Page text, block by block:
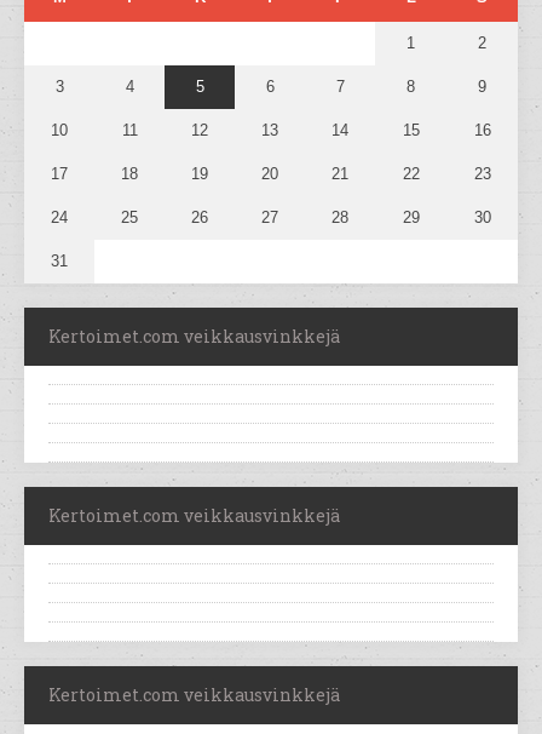
1 2
3 4 5 6 7 8 9
10 11 12 13 14 15 16
17 18 19 20 21 22 23
24 25 26 27 28 29 30
31
Kertoimet.com veikkausvinkkejä
Kertoimet.com veikkausvinkkejä
Kertoimet.com veikkausvinkkejä